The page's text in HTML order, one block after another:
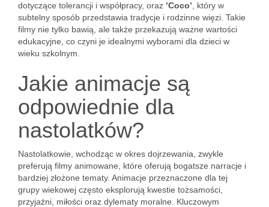
dotyczące tolerancji i współpracy, oraz ’Coco’ , który w
subtelny sposób przedstawia tradycje i rodzinne więzi. Takie
filmy nie tylko bawią, ale także przekazują ważne wartości
edukacyjne, co czyni je idealnymi wyborami dla dzieci w
wieku szkolnym.
Jakie animacje są
odpowiednie dla
nastolatków?
Nastolatkowie, wchodząc w okres dojrzewania, zwykle
preferują filmy animowane, które oferują bogatsze narracje i
bardziej złożone tematy. Animacje przeznaczone dla tej
grupy wiekowej często eksplorują kwestie tożsamości,
przyjaźni, miłości oraz dylematy moralne. Kluczowym